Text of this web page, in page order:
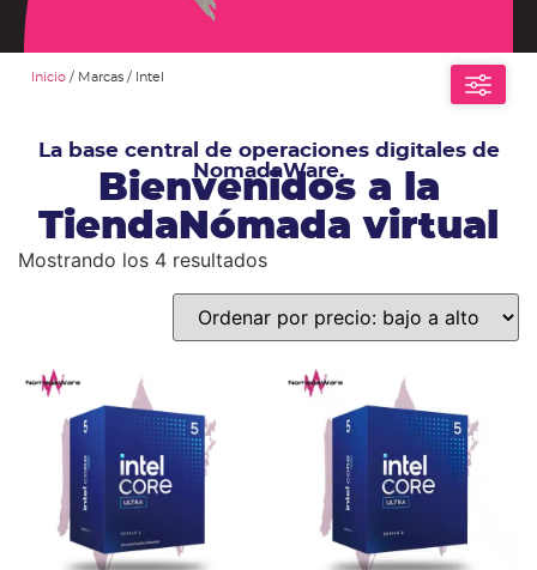
Inicio / Marcas / Intel
La base central de operaciones digitales de
NomadaWare.
Bienvenidos a la
TiendaNómada virtual
Mostrando los 4 resultados